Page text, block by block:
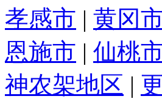
孝感市 | 黄冈
恩施市 | 仙桃
神农架地区 |